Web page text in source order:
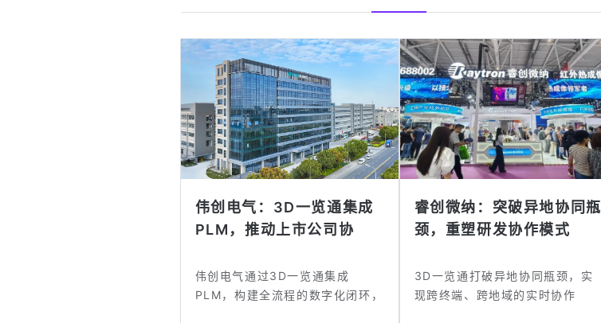
伟创电气：3D一览通集成
PLM，推动上市公司协
伟创电气通过3D一览通集成
PLM，构建全流程的数字化闭环，
睿创微纳：突破异地协同瓶
颈，重塑研发协作模式
3D一览通打破异地协同瓶颈，实
现跨终端、跨地域的实时协作